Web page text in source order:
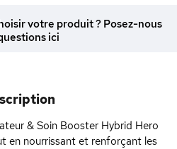
votre produit ? Posez-nous
ici
& Soin Booster Hybrid Hero
en nourrissant et renforçant les